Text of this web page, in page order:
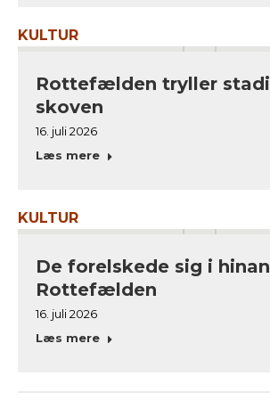
KULTUR
Rottefælden tryller
skoven
16. juli 2026
Læs mere
KULTUR
De forelskede sig i
Rottefælden
16. juli 2026
Læs mere